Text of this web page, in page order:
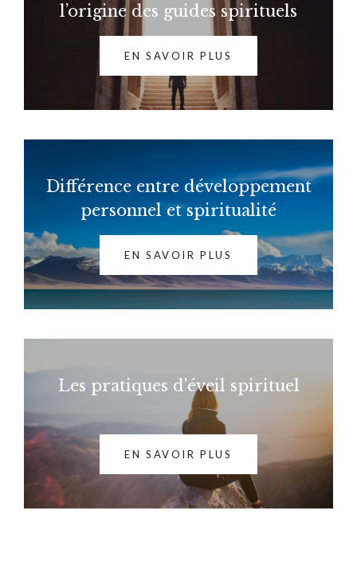
l’origine des guides spirituels
EN SAVOIR PLUS
Différence entre développement
personnel et spiritualité
EN SAVOIR PLUS
Les pratiques d'éveil spirituel
EN SAVOIR PLUS